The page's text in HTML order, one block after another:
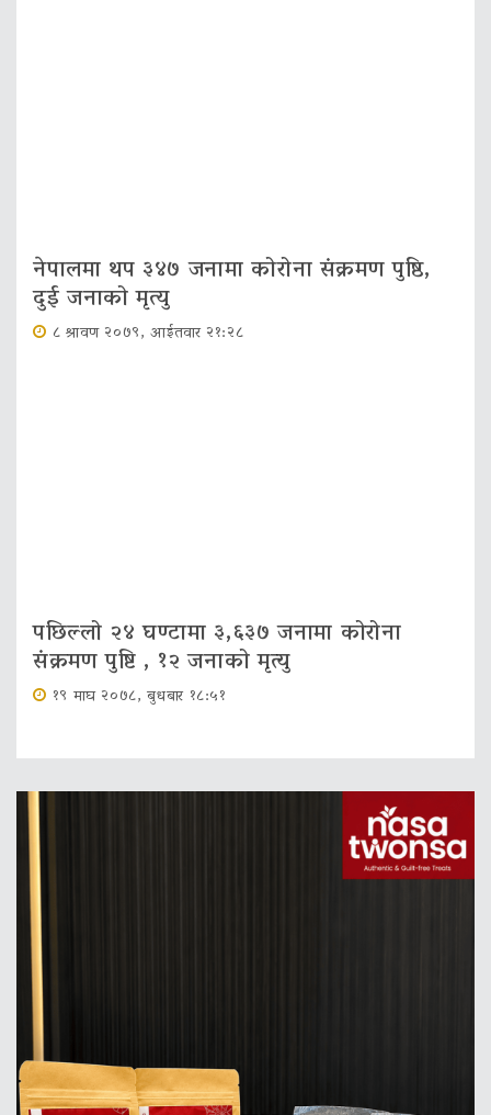
नेपालमा थप ३४७ जनामा कोरोना संक्रमण पुष्ठि,
दुई जनाको मृत्यु
८ श्रावण २०७९, आईतवार २१:२८
पछिल्लो २४ घण्टामा ३,६३७ जनामा कोरोना
संक्रमण पुष्टि , १२ जनाको मृत्‍यु
१९ माघ २०७८, बुधबार १८:५१